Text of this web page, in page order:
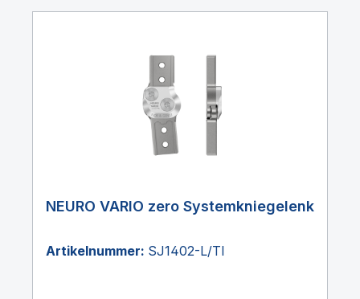
NEURO VARIO zero Systemkniegelenk
Artikelnummer: SJ1402-L/TI